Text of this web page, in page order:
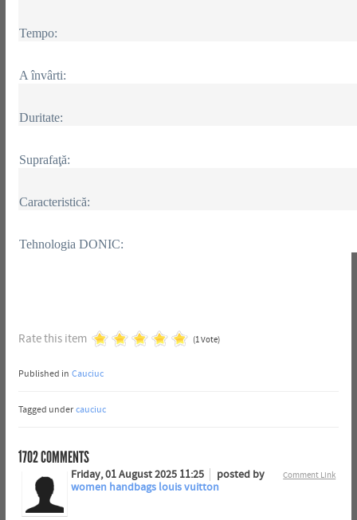
Tempo:
A învârti:
Duritate:
Suprafaţă:
Caracteristică:
Tehnologia DONIC:
Rate this item (1 Vote)
Published in Cauciuc
Tagged under cauciuc
1702COMMENTS
Comment Link
Friday, 01 August 2025 11:25
posted by
women handbags louis vuitton